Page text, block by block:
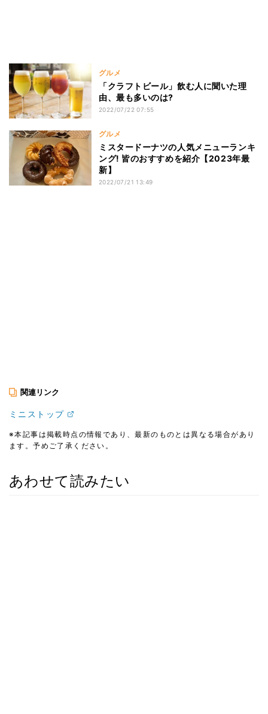
グルメ
「クラフトビール」飲む人に聞いた理
由、最も多いのは?
2022/07/22 07:55
グルメ
ミスタードーナツの人気メニューランキ
ング! 皆のおすすめを紹介【2023年最
新】
2022/07/21 13:49
関連リンク
ミニストップ
※本記事は掲載時点の情報であり、最新のものとは異なる場合があり
ます。予めご了承ください。
あわせて読みたい